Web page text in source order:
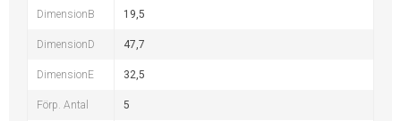
DimensionB 19,5
DimensionD 47,7
DimensionE 32,5
Förp. Antal 5